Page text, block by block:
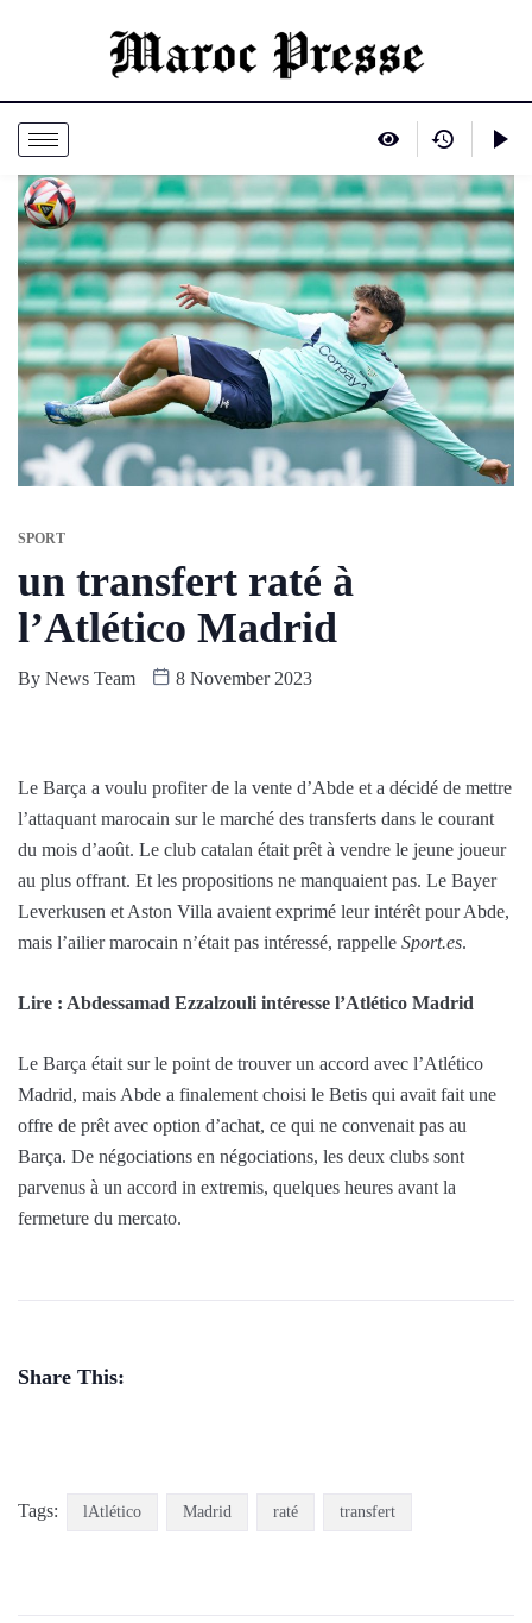
SPORT
un transfert raté à
l’Atlético Madrid
By News Team 8 November 2023
Le Barça a voulu profiter de la vente d’Abde et a décidé de mettre
l’attaquant marocain sur le marché des transferts dans le courant
du mois d’août. Le club catalan était prêt à vendre le jeune joueur
au plus offrant. Et les propositions ne manquaient pas. Le Bayer
Leverkusen et Aston Villa avaient exprimé leur intérêt pour Abde,
mais l’ailier marocain n’était pas intéressé, rappelle Sport.es.
Lire : Abdessamad Ezzalzouli intéresse l’Atlético Madrid
Le Barça était sur le point de trouver un accord avec l’Atlético
Madrid, mais Abde a finalement choisi le Betis qui avait fait une
offre de prêt avec option d’achat, ce qui ne convenait pas au
Barça. De négociations en négociations, les deux clubs sont
parvenus à un accord in extremis, quelques heures avant la
fermeture du mercato.
Share This:
Tags: lAtlético Madrid raté transfert